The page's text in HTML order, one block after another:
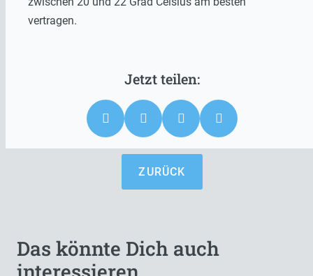
vertragen.
ZURÜCK
Das könnte Dich auch